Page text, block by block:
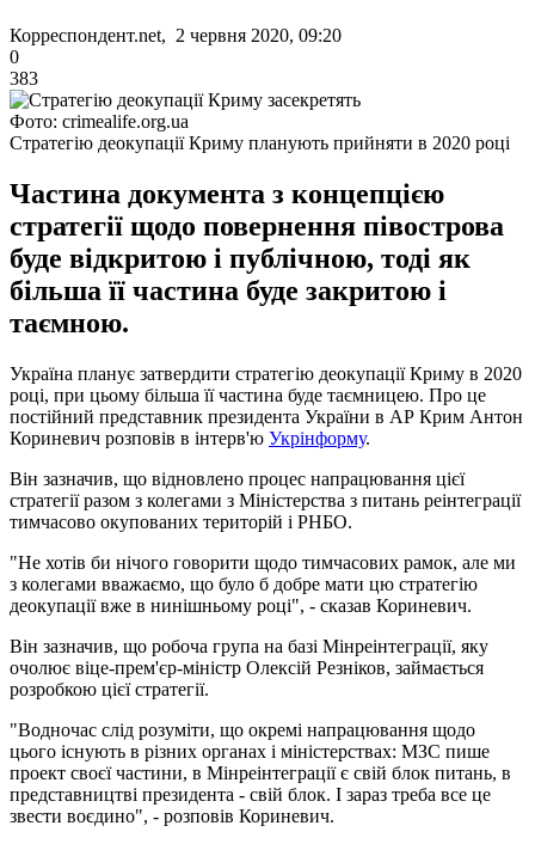
Корреспондент.net, 2 червня 2020, 09:20
0
383
Фото: crimealife.org.ua
Стратегію деокупації Криму планують прийняти в 2020 році
Частина документа з концепцією
стратегії щодо повернення півострова
буде відкритою і публічною, тоді як
більша її частина буде закритою і
таємною.
Україна планує затвердити стратегію деокупації Криму в 2020
році, при цьому більша її частина буде таємницею. Про це
постійний представник президента України в АР Крим Антон
Кориневич розповів в інтерв'ю Укрінформу.
Він зазначив, що відновлено процес напрацювання цієї
стратегії разом з колегами з Міністерства з питань реінтеграції
тимчасово окупованих територій і РНБО.
"Не хотів би нічого говорити щодо тимчасових рамок, але ми
з колегами вважаємо, що було б добре мати цю стратегію
деокупації вже в нинішньому році", - сказав Кориневич.
Він зазначив, що робоча група на базі Мінреінтеграції, яку
очолює віце-прем'єр-міністр Олексій Резніков, займається
розробкою цієї стратегії.
"Водночас слід розуміти, що окремі напрацювання щодо
цього існують в різних органах і міністерствах: МЗС пише
проект своєї частини, в Мінреінтеграції є свій блок питань, в
представництві президента - свій блок. І зараз треба все це
звести воєдино", - розповів Кориневич.